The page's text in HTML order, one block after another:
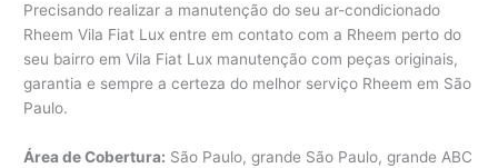
Precisando realizar a manutenção do seu ar-condicionado
Rheem Vila Fiat Lux entre em contato com a Rheem perto do
seu bairro em Vila Fiat Lux manutenção com peças originais,
garantia e sempre a certeza do melhor serviço Rheem em São
Paulo.
Área de Cobertura: São Paulo, grande São Paulo, grande ABC